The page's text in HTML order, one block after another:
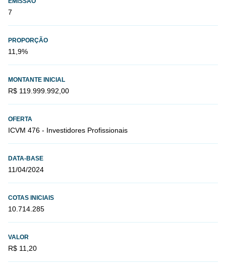
7
PROPORÇÃO
11,9%
MONTANTE INICIAL
R$ 119.999.992,00
OFERTA
ICVM 476 - Investidores Profissionais
DATA-BASE
11/04/2024
COTAS INICIAIS
10.714.285
VALOR
R$ 11,20